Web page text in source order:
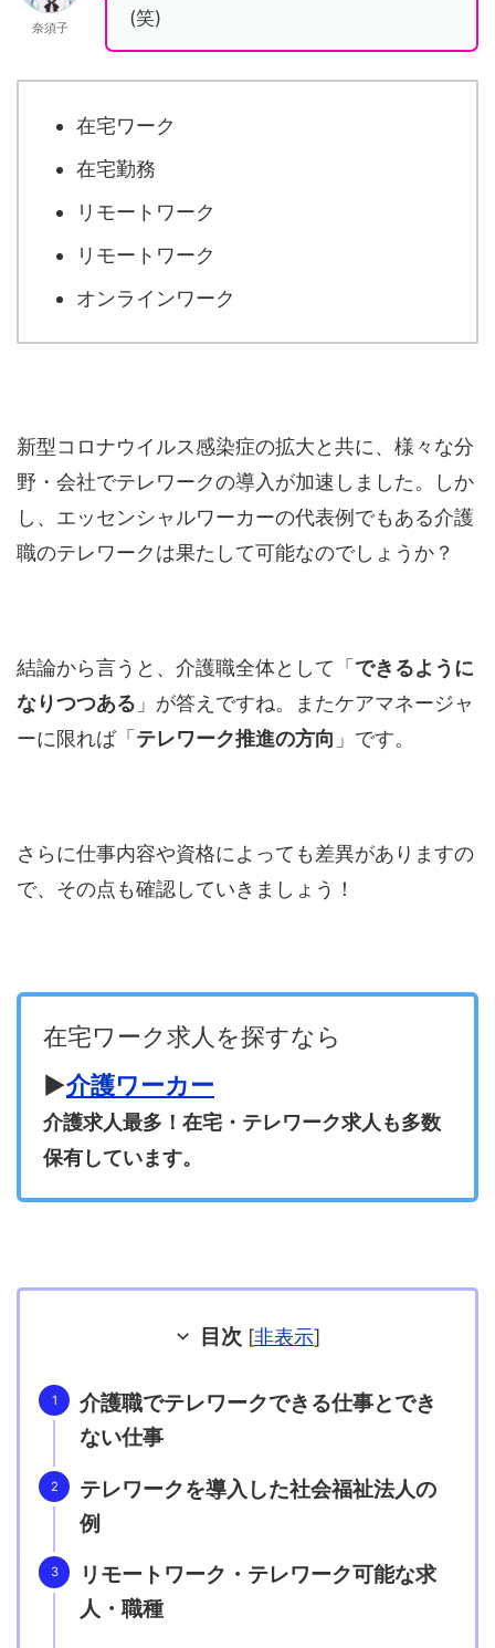
奈須子
(笑)
在宅ワーク
在宅勤務
リモートワーク
リモートワーク
オンラインワーク
新型コロナウイルス感染症の拡大と共に、様々な分
野・会社でテレワークの導入が加速しました。しか
し、エッセンシャルワーカーの代表例でもある介護
職のテレワークは果たして可能なのでしょうか？
結論から言うと、介護職全体として「 できるように
なりつつある 」が答えですね。またケアマネージャ
ーに限れば「 テレワーク推進の方向 」です。
さらに仕事内容や資格によっても差異がありますの
で、その点も確認していきましょう！
在宅ワーク求人を探すなら
▶介護ワーカー
介護求人最多！在宅・テレワーク求人も多数
保有しています。
目次 [非表示]
介護職でテレワークできる仕事とでき
ない仕事
テレワークを導入した社会福祉法人の
例
リモートワーク・テレワーク可能な求
人・職種